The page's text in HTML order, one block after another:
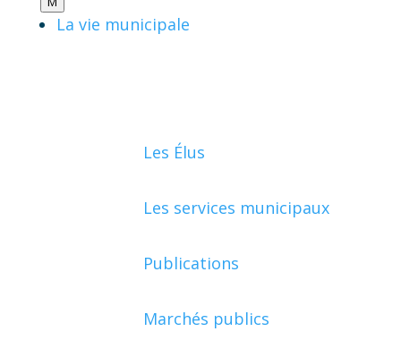
La vie municipale
Les Élus
Les services municipaux
Publications
Marchés publics